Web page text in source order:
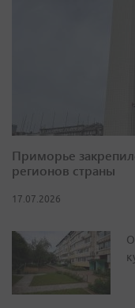
Приморье
регионов страны
17.07.2026